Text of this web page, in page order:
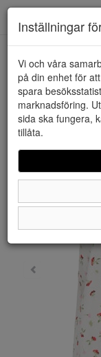
HEM ONLY
Inställningar
Vi och våra
på din enhet för
spara
marknadsföring.
sida ska fungera,
tillåta.